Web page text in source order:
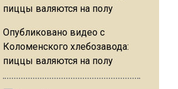
Опубликовано видео с
Коломенского хлебозавода:
пиццы валяются на полу